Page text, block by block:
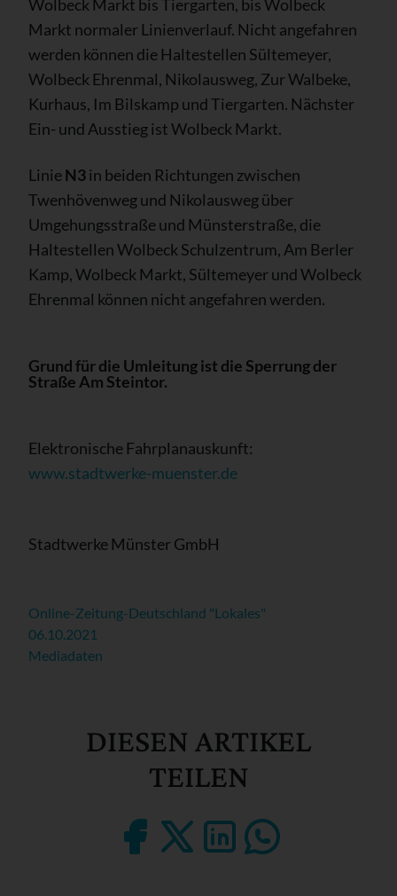
Wolbeck Markt bis Tiergarten, bis Wolbeck
Markt normaler Linienverlauf. Nicht angefahren
werden können die Haltestellen Sültemeyer,
Wolbeck Ehrenmal, Nikolausweg, Zur Walbeke,
Kurhaus, Im Bilskamp und Tiergarten. Nächster
Ein- und Ausstieg ist Wolbeck Markt.
LinieN3in beiden Richtungen zwischen
Twenhövenweg und Nikolausweg über
Umgehungsstraße und Münsterstraße, die
Haltestellen Wolbeck Schulzentrum, Am Berler
Kamp, Wolbeck Markt, Sültemeyer und Wolbeck
Ehrenmal können nicht angefahren werden.
Grund für die Umleitung ist die Sperrung der
Straße Am Steintor.
Elektronische Fahrplanauskunft:
www.stadtwerke-muenster.de
Stadtwerke Münster GmbH
Online-Zeitung-Deutschland "Lokales"
06.10.2021
Mediadaten
DIESEN ARTIKEL
TEILEN